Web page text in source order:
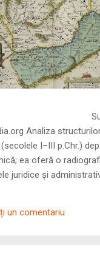
Analiza
I–III p.Chr.)
ea oferă o
juridice și
prosperitatea
socială
un comentariu